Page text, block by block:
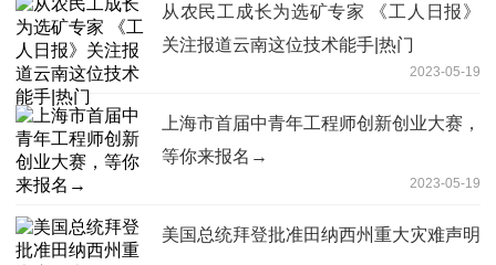
从农民工成长为选矿专家 《工人日报》
关注报道云南这位技术能手|热门
2023-05-19
上海市首届中青年工程师创新创业大赛，
等你来报名→
2023-05-19
美国总统拜登批准田纳西州重大灾难声明